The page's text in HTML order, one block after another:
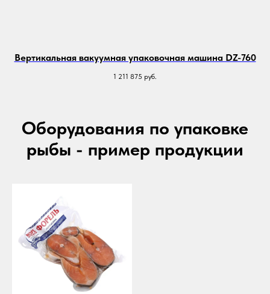
Вертикальная вакуумная упаковочная машина DZ-760
1 211 875 руб.
Оборудования по упаковке
рыбы - пример продукции